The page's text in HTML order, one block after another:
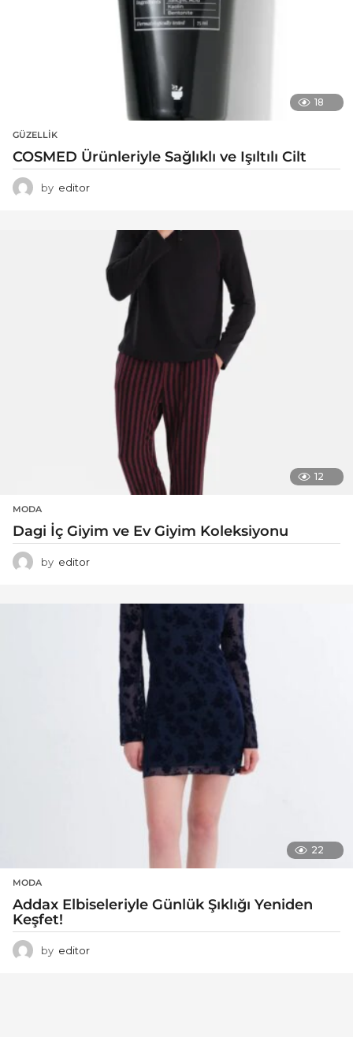
18
GÜZELLIK
COSMED Ürünleriyle Sağlıklı ve Işıltılı Cilt
by editor
12
MODA
Dagi İç Giyim ve Ev Giyim Koleksiyonu
by editor
22
MODA
Addax Elbiseleriyle Günlük Şıklığı Yeniden
Keşfet!
by editor